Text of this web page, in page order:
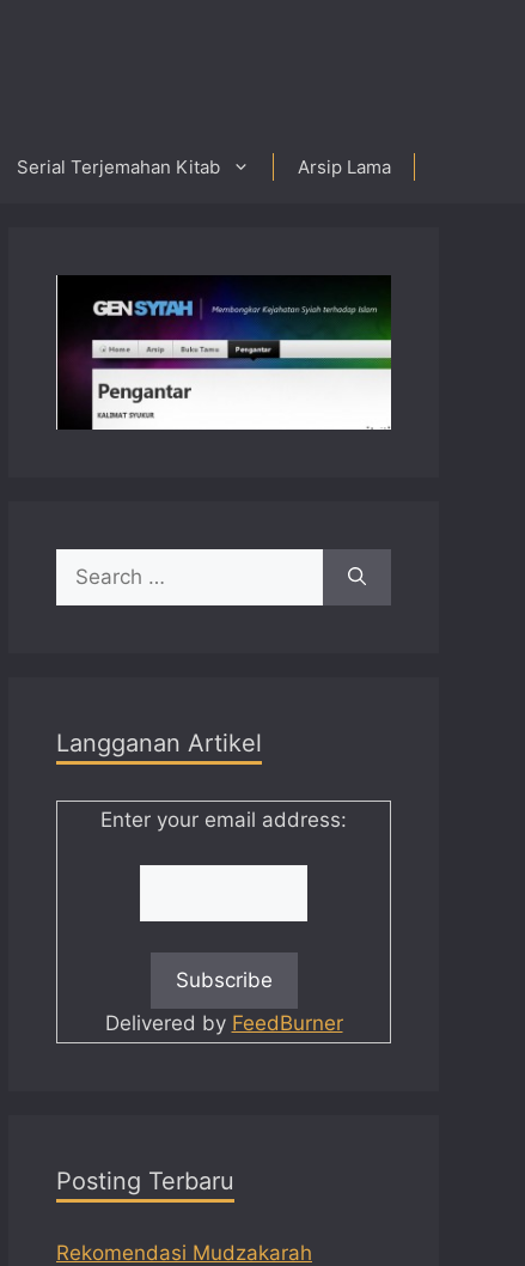
Serial Terjemahan Kitab Arsip Lama
for:
Langganan Artikel
Enter your email address:
Delivered by FeedBurner
Posting Terbaru
Rekomendasi Mudzakarah